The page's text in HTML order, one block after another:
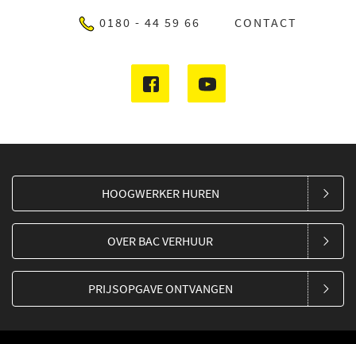
0180 - 44 59 66 CONTACT
HOOGWERKER HUREN
OVER BAC VERHUUR
PRIJSOPGAVE ONTVANGEN